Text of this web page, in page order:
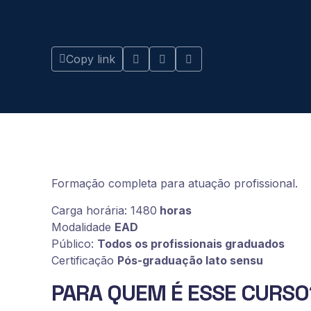
Copy link
Formação completa para atuação profissional.
Carga horária: 1480 horas
Modalidade EAD
Público: Todos os profissionais graduados
Certificação Pós-graduação lato sensu
PARA QUEM É ESSE